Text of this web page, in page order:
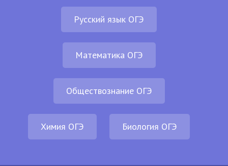
Русский язык ОГЭ
Математика ОГЭ
Обществознание ОГЭ
Химия ОГЭ Биология ОГЭ